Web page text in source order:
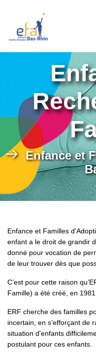
Enfance et
Enfance et Familles
enfant a le droit de grandir
donné pour vocation de
de leur trouver dès que
C’est pour cette raison
Famille) a été créé, en 1981.
ERF cherche des familles
incertain, en s’efforçant de
situation d'enfants
postulant pour ces enfants.